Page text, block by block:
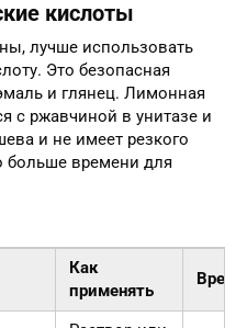
кислоты
лучше использовать
Это безопасная
и глянец. Лимонная
с ржавчиной в унитазе и
и не имеет резкого
больше времени для
Как
применять
Время